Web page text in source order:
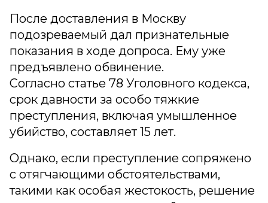
После доставления в Москву
подозреваемый дал признательные
показания в ходе допроса. Ему уже
предъявлено обвинение.
Согласно статье 78 Уголовного кодекса,
срок давности за особо тяжкие
преступления, включая умышленное
убийство, составляет 15 лет.
Однако, если преступление сопряжено
с отягчающими обстоятельствами,
такими как особая жестокость, решение